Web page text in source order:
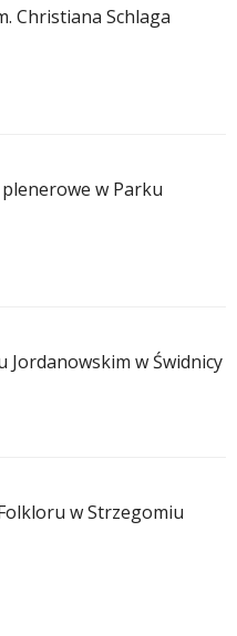
Christiana Schlaga
w Parku
w Świdnicy
w Strzegomiu